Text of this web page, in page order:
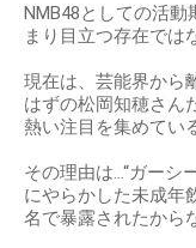
NMB48としての活
まり目立つ存在では
現在は、芸能界から
はずの松岡知穂さん
熱い注目を集めてい
その理由は…“ガーシ
にやらかした未成年
名で暴露されたから